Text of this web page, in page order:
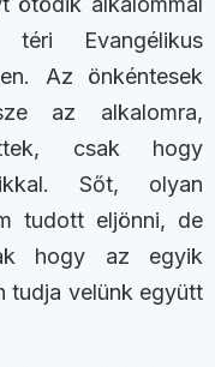
Evangélikus
Az önkéntesek
az alkalomra,
csak hogy
Sőt, olyan
tudott eljönni, de
hogy az egyik
tudja velünk együtt